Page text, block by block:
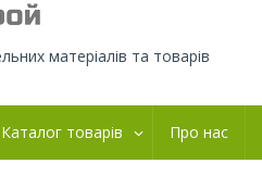
матеріалів та товарів
Каталог товарів Про нас